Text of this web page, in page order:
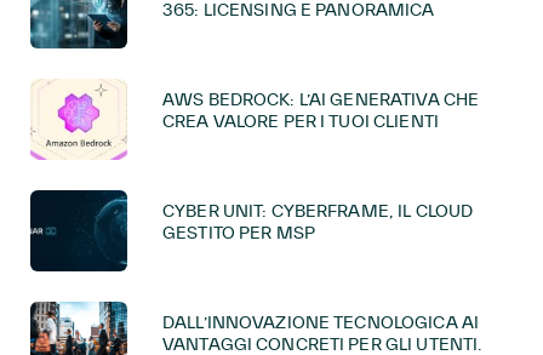
365: LICENSING E PANORAMICA
AWS BEDROCK: L’AI GENERATIVA CHE
CREA VALORE PER I TUOI CLIENTI
CYBER UNIT: CYBERFRAME, IL CLOUD
GESTITO PER MSP
DALL’INNOVAZIONE TECNOLOGICA AI
VANTAGGI CONCRETI PER GLI UTENTI.